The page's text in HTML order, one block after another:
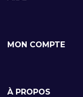
MON COMPTE
À PROPOS